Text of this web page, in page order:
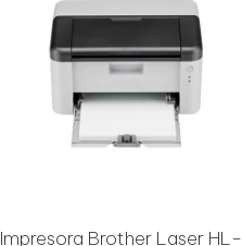
Impresora Brother Laser HL-